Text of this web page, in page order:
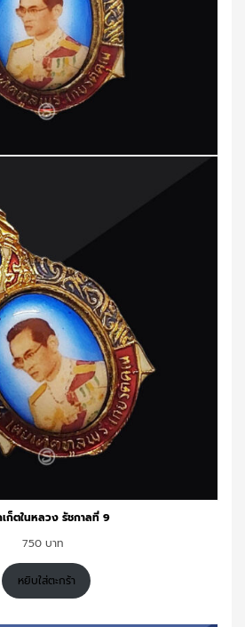
ก็ตในหลวง รัชกาลที่ 9
750
หยิบใส่ตะกร้า